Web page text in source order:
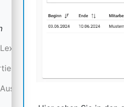
senden
festlegen